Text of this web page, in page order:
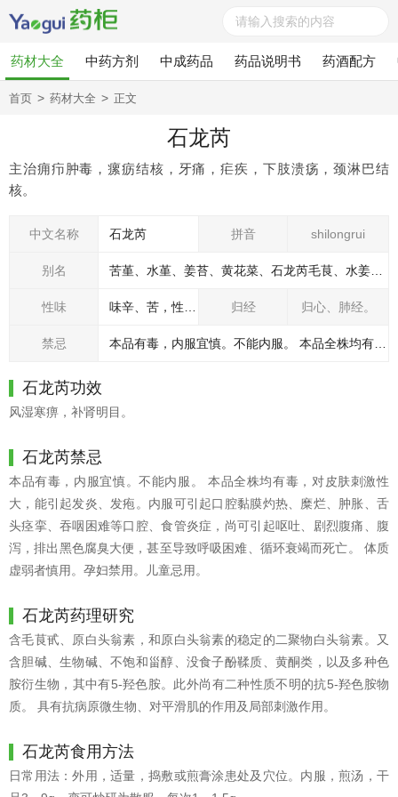
药材大全 中药方剂 中成药品 药品说明书 药酒配方
首页 > 药材大全 > 正文
石龙芮
主治痈疖肿毒，瘰疬结核，牙痛，疟疾，下肢溃疡，颈淋巴结
核。
中文名称 石龙芮 拼音 shilongrui
别名
性味 归经 归心、肺经。
禁忌
石龙芮功效
风湿寒痹，补肾明目。
石龙芮禁忌
本品有毒，内服宜慎。不能内服。 本品全株均有毒，对皮肤刺激性
大，能引起发炎、发疱。内服可引起口腔黏膜灼热、糜烂、肿胀、舌
头痉挛、吞咽困难等口腔、食管炎症，尚可引起呕吐、剧烈腹痛、腹
泻，排出黑色腐臭大便，甚至导致呼吸困难、循环衰竭而死亡。 体质
虚弱者慎用。孕妇禁用。儿童忌用。
石龙芮药理研究
含毛茛甙、原白头翁素，和原白头翁素的稳定的二聚物白头翁素。又
含胆碱、生物碱、不饱和甾醇、没食子酚鞣质、黄酮类，以及多种色
胺衍生物，其中有5-羟色胺。此外尚有二种性质不明的抗5-羟色胺物
质。 具有抗病原微生物、对平滑肌的作用及局部刺激作用。
石龙芮食用方法
日常用法：外用，适量，捣敷或煎膏涂患处及穴位。内服，煎汤，干